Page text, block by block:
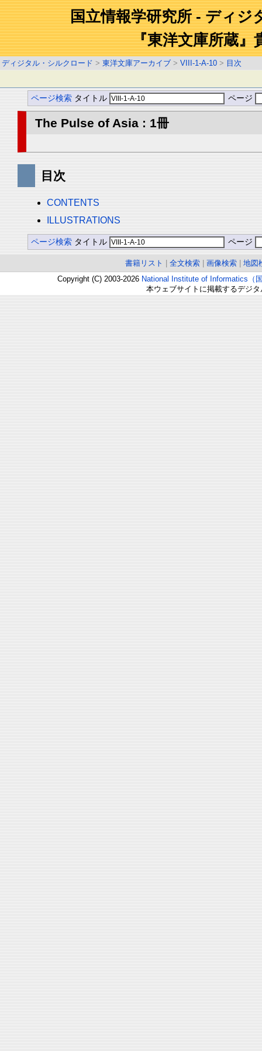
国立情報学研究所 - ディジ
『東洋文庫所蔵』
ディジタル・シルクロード > 東洋文庫アーカイブ > VIII-1-A-10 > 目次
ページ検索 タイトル ページ
The Pulse of Asia : 1冊
目次
CONTENTS
ILLUSTRATIONS
ページ検索 タイトル ページ
書籍リスト 全文検索 画像検索
地図
Copyright (C) 2003-2026 National Institute of Informatics（
本ウェブサイトに掲載するデジ